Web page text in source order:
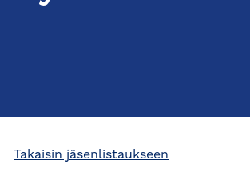
Takaisin jäsenlistaukseen